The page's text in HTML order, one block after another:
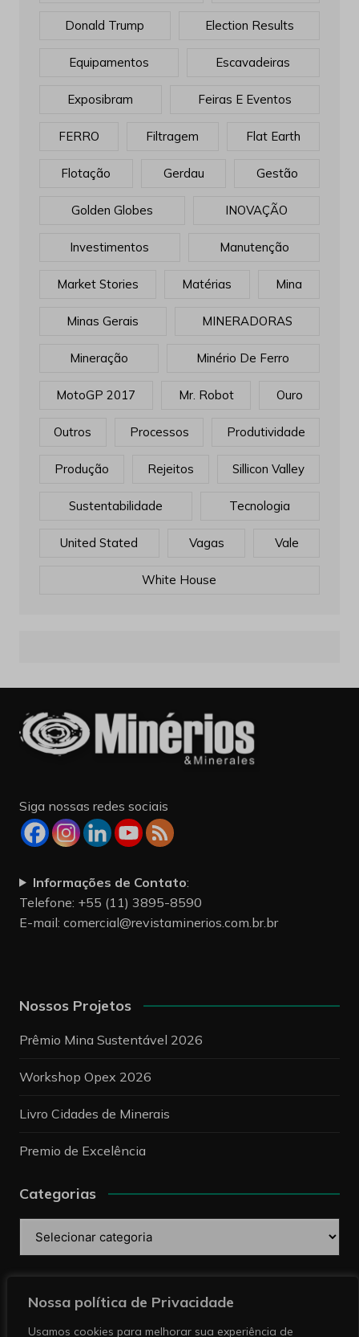
Nossa política de Privacidade
Usamos cookies para melhorar sua experiência de
Donald Trump Election Results
Equipamentos Escavadeiras
Exposibram Feiras E Eventos
FERRO Filtragem Flat Earth
Flotação Gerdau Gestão
Golden Globes INOVAÇÃO
Investimentos Manutenção
Market Stories Matérias Mina
Minas Gerais MINERADORAS
Mineração Minério De Ferro
MotoGP 2017 Mr. Robot Ouro
Outros Processos Produtividade
Produção Rejeitos Sillicon Valley
Sustentabilidade Tecnologia
United Stated Vagas Vale
White House
Siga nossas redes sociais
Informações de Contato:
Telefone: +55 (11) 3895-8590
E-mail: comercial@revistaminerios.com.br.br
Nossos Projetos
Prêmio Mina Sustentável 2026
Workshop Opex 2026
Livro Cidades de Minerais
Premio de Excelência
Categorias